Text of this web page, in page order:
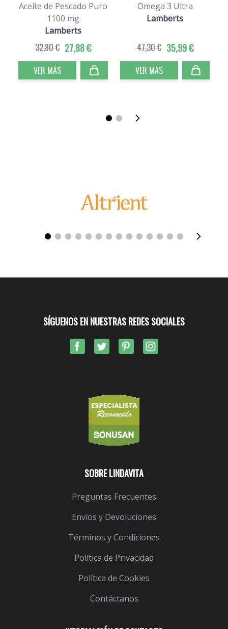
Aceite de Pescado Puro
1100 mg
Lamberts
27,88 €
32,80 €
VER MÁS
Omega 3 Ultra
Lamberts
35,99 €
47,30 €
VER MÁS
SOBRE LINDAVITA
Preguntas Frecuentes
Envíos y Devoluciones
Términos y Condiciones
Política de Privacidad
Política de Cookies
Contáctanos
SÍGUENOS EN NUESTRAS REDES SOCIALES